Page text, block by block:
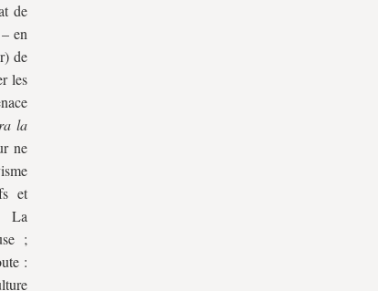
de
en
de
les
la
ne
et
La
;
: